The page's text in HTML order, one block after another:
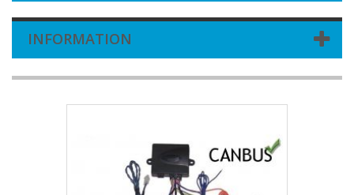
INFORMATION